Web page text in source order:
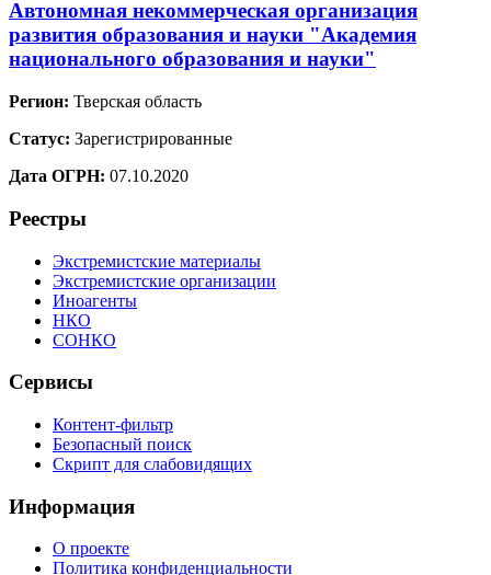
Автономная некоммерческая организация
развития образования и науки "Академия
национального образования и науки"
Регион: Тверская область
Статус: Зарегистрированные
Дата ОГРН: 07.10.2020
Реестры
Экстремистские материалы
Экстремистские организации
Иноагенты
НКО
СОНКО
Сервисы
Контент-фильтр
Безопасный поиск
Скрипт для слабовидящих
Информация
О проекте
Политика конфиденциальности